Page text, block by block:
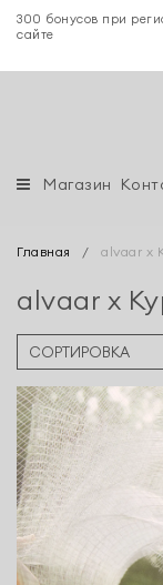
300 бонусов при
сайте
Магазин
Главная / alvaar x
alvaar x